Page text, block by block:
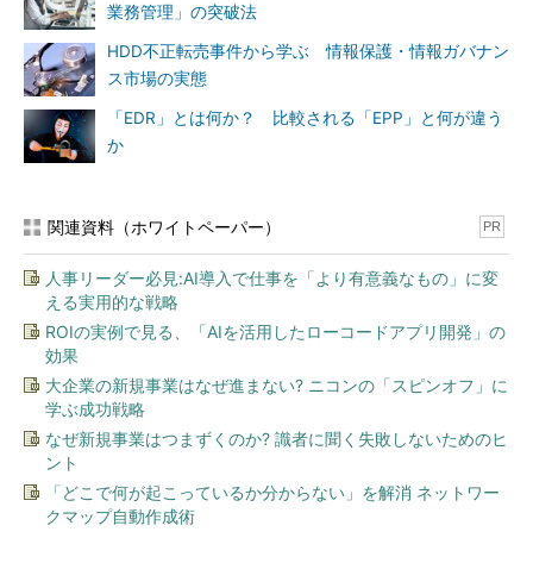
業務管理」の突破法
HDD不正転売事件から学ぶ 情報保護・情報ガバナン
ス市場の実態
「EDR」とは何か？ 比較される「EPP」と何が違う
か
関連資料（ホワイトペーパー） PR
人事リーダー必見:AI導入で仕事を「より有意義なもの」に変
える実用的な戦略
ROIの実例で見る、「AIを活用したローコードアプリ開発」の
効果
大企業の新規事業はなぜ進まない? ニコンの「スピンオフ」に
学ぶ成功戦略
なぜ新規事業はつまずくのか? 識者に聞く失敗しないためのヒ
ント
「どこで何が起こっているか分からない」を解消 ネットワー
クマップ自動作成術